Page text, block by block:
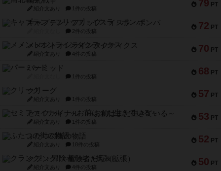
79 PT
紹介文あり 1件の投稿
72 PT
キャプテン・フリップ：イスラ・ボンバ
2件の投稿
70 PT
メメントオンラインタクティクス
紹介文あり 4件の投稿
68 PT
パーミッド
1件の投稿
57 PT
クリーグ
紹介文あり 1件の投稿
53 PT
セミファイナル ～お前はまだ生きている～
紹介文あり 1件の投稿
52 PT
ふたつの街の物語
紹介文あり 18件の投稿
50 PT
クランク! ：冒険者たち（拡張）
紹介文あり 4件の投稿